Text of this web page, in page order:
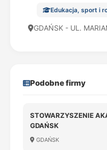
Edukacja, sport i
GDAŃSK - UL.
Podobne firmy
STOWARZYSZENIE
GDAŃSK
GDAŃSK